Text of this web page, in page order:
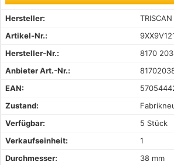
Hersteller:
TRISCAN
Artikel-Nr.:
Hersteller-Nr.:
8170
Anbieter Art.-Nr.:
EAN:
Zustand:
Verfügbar:
5 Stück
Verkaufseinheit:
1
Durchmesser:
38 mm